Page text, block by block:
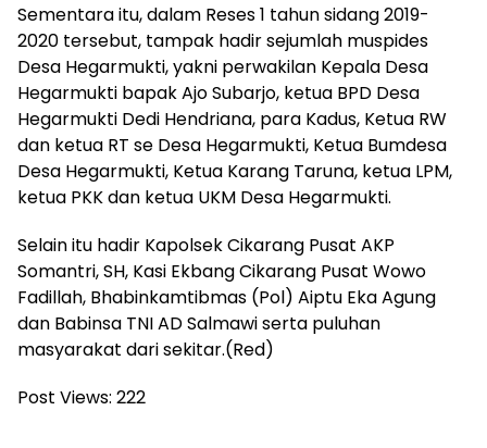
Sementara itu, dalam Reses 1 tahun sidang 2019-
2020 tersebut, tampak hadir sejumlah muspides
Desa Hegarmukti, yakni perwakilan Kepala Desa
Hegarmukti bapak Ajo Subarjo, ketua BPD Desa
Hegarmukti Dedi Hendriana, para Kadus, Ketua RW
dan ketua RT se Desa Hegarmukti, Ketua Bumdesa
Desa Hegarmukti, Ketua Karang Taruna, ketua LPM,
ketua PKK dan ketua UKM Desa Hegarmukti.
Selain itu hadir Kapolsek Cikarang Pusat AKP
Somantri, SH, Kasi Ekbang Cikarang Pusat Wowo
Fadillah, Bhabinkamtibmas (Pol) Aiptu Eka Agung
dan Babinsa TNI AD Salmawi serta puluhan
masyarakat dari sekitar.(Red)
Post Views: 222